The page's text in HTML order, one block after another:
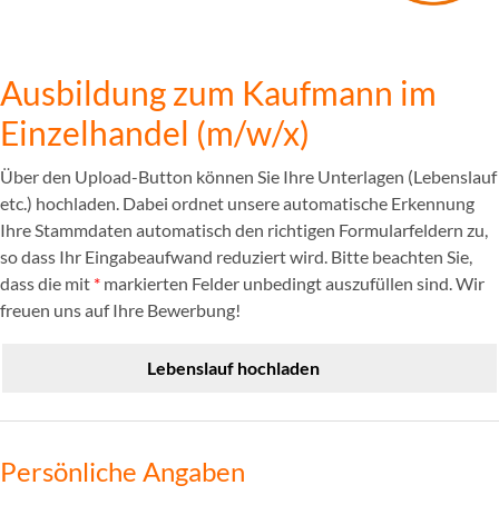
Ausbildung zum Kaufmann im
Einzelhandel (m/w/x)
Über den Upload-Button können Sie Ihre Unterlagen (Lebenslauf
etc.) hochladen. Dabei ordnet unsere automatische Erkennung
Ihre Stammdaten automatisch den richtigen Formularfeldern zu,
so dass Ihr Eingabeaufwand reduziert wird. Bitte beachten Sie,
dass die mit * markierten Felder unbedingt auszufüllen sind. Wir
freuen uns auf Ihre Bewerbung!
Lebenslauf hochladen
Persönliche Angaben